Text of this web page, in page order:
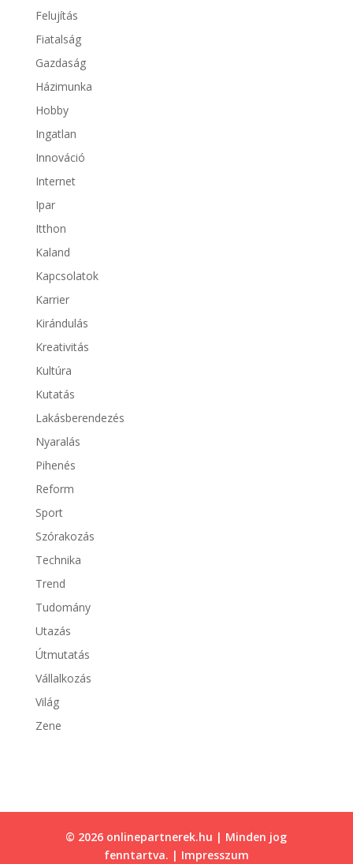
Felujítás
Fiatalság
Gazdaság
Házimunka
Hobby
Ingatlan
Innováció
Internet
Ipar
Itthon
Kaland
Kapcsolatok
Karrier
Kirándulás
Kreativitás
Kultúra
Kutatás
Lakásberendezés
Nyaralás
Pihenés
Reform
Sport
Szórakozás
Technika
Trend
Tudomány
Utazás
Útmutatás
Vállalkozás
Világ
Zene
© 2026 onlinepartnerek.hu | Minden jog
fenntartva. | Impresszum